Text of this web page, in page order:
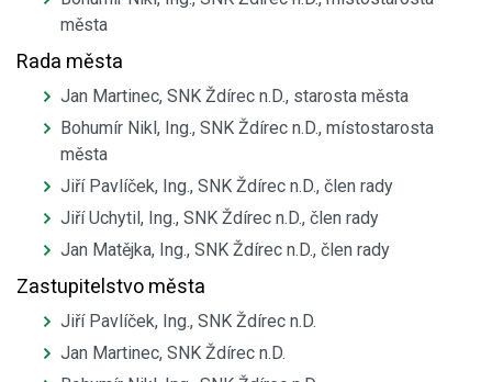
města
Rada města
Jan Martinec, SNK Ždírec n.D., starosta města
Bohumír Nikl, Ing., SNK Ždírec n.D., místostarosta
města
Jiří Pavlíček, Ing., SNK Ždírec n.D., člen rady
Jiří Uchytil, Ing., SNK Ždírec n.D., člen rady
Jan Matějka, Ing., SNK Ždírec n.D., člen rady
Zastupitelstvo města
Jiří Pavlíček, Ing., SNK Ždírec n.D.
Jan Martinec, SNK Ždírec n.D.